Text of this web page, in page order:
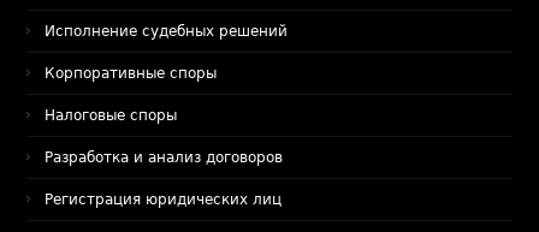
Исполнение судебных решений
Корпоративные споры
Налоговые споры
Разработка и анализ договоров
Регистрация юридических лиц